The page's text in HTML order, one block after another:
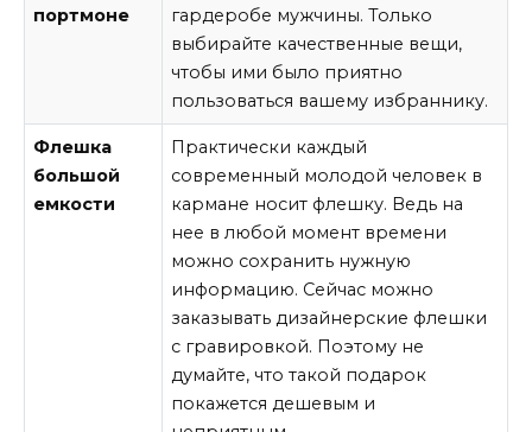
портмоне
гардеробе мужчины. Только
выбирайте качественные вещи,
чтобы ими было приятно
пользоваться вашему избраннику.
Флешка
большой
емкости
Практически каждый
современный молодой человек в
кармане носит флешку. Ведь на
нее в любой момент времени
можно сохранить нужную
информацию. Сейчас можно
заказывать дизайнерские флешки
с гравировкой. Поэтому не
думайте, что такой подарок
покажется дешевым и